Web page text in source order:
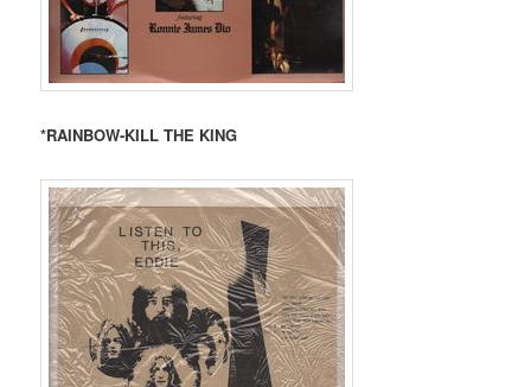
*RAINBOW-KILL THE KING